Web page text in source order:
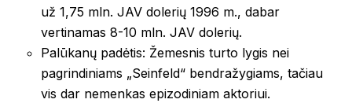
už 1,75 mln. JAV dolerių 1996 m., dabar
vertinamas 8-10 mln. JAV dolerių.
Palūkanų padėtis: Žemesnis turto lygis nei
pagrindiniams „Seinfeld“ bendražygiams, tačiau
vis dar nemenkas epizodiniam aktoriui.